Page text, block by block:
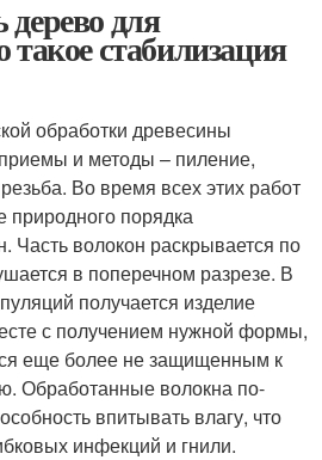
для
стабилизация
обработки древесины
и методы – пиление,
Во время всех этих работ
природного порядка
Часть волокон раскрывается по
в поперечном разрезе. В
получается изделие
с получением нужной формы,
еще более не защищенным к
Обработанные волокна по-
впитывать влагу, что
инфекций и гнили.